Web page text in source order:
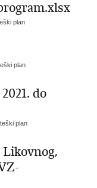
plan
plan
do
plan